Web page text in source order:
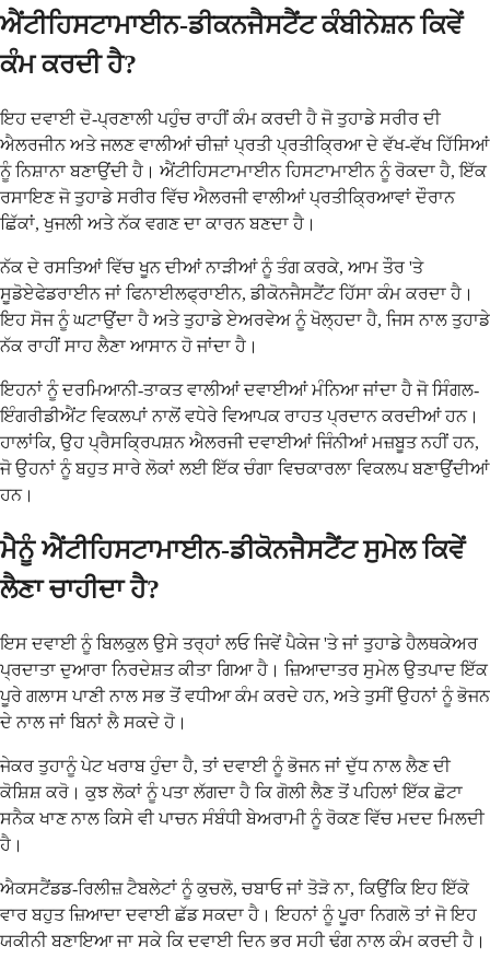
ਐਂਟੀਹਿਸਟਾਮਾਈਨ-ਡੀਕਨਜੈਸਟੈਂਟ ਕੰਬੀਨੇਸ਼ਨ ਕਿਵੇਂ
ਕੰਮ ਕਰਦੀ ਹੈ?
ਇਹ ਦਵਾਈ ਦੋ-ਪ੍ਰਣਾਲੀ ਪਹੁੰਚ ਰਾਹੀਂ ਕੰਮ ਕਰਦੀ ਹੈ ਜੋ ਤੁਹਾਡੇ ਸਰੀਰ ਦੀ
ਐਲਰਜੀਨ ਅਤੇ ਜਲਣ ਵਾਲੀਆਂ ਚੀਜ਼ਾਂ ਪ੍ਰਤੀ ਪ੍ਰਤੀਕ੍ਰਿਆ ਦੇ ਵੱਖ-ਵੱਖ ਹਿੱਸਿਆਂ
ਨੂੰ ਨਿਸ਼ਾਨਾ ਬਣਾਉਂਦੀ ਹੈ। ਐਂਟੀਹਿਸਟਾਮਾਈਨ ਹਿਸਟਾਮਾਈਨ ਨੂੰ ਰੋਕਦਾ ਹੈ, ਇੱਕ
ਰਸਾਇਣ ਜੋ ਤੁਹਾਡੇ ਸਰੀਰ ਵਿੱਚ ਐਲਰਜੀ ਵਾਲੀਆਂ ਪ੍ਰਤੀਕ੍ਰਿਆਵਾਂ ਦੌਰਾਨ
ਛਿੱਕਾਂ, ਖੁਜਲੀ ਅਤੇ ਨੱਕ ਵਗਣ ਦਾ ਕਾਰਨ ਬਣਦਾ ਹੈ।
ਨੱਕ ਦੇ ਰਸਤਿਆਂ ਵਿੱਚ ਖੂਨ ਦੀਆਂ ਨਾੜੀਆਂ ਨੂੰ ਤੰਗ ਕਰਕੇ, ਆਮ ਤੌਰ 'ਤੇ
ਸੂਡੋਏਫੇਡਰਾਈਨ ਜਾਂ ਫਿਨਾਈਲਫ੍ਰਾਈਨ, ਡੀਕੋਨਜੈਸਟੈਂਟ ਹਿੱਸਾ ਕੰਮ ਕਰਦਾ ਹੈ।
ਇਹ ਸੋਜ ਨੂੰ ਘਟਾਉਂਦਾ ਹੈ ਅਤੇ ਤੁਹਾਡੇ ਏਅਰਵੇਅ ਨੂੰ ਖੋਲ੍ਹਦਾ ਹੈ, ਜਿਸ ਨਾਲ ਤੁਹਾਡੇ
ਨੱਕ ਰਾਹੀਂ ਸਾਹ ਲੈਣਾ ਆਸਾਨ ਹੋ ਜਾਂਦਾ ਹੈ।
ਇਹਨਾਂ ਨੂੰ ਦਰਮਿਆਨੀ-ਤਾਕਤ ਵਾਲੀਆਂ ਦਵਾਈਆਂ ਮੰਨਿਆ ਜਾਂਦਾ ਹੈ ਜੋ ਸਿੰਗਲ-
ਇੰਗਰੀਡੀਐਂਟ ਵਿਕਲਪਾਂ ਨਾਲੋਂ ਵਧੇਰੇ ਵਿਆਪਕ ਰਾਹਤ ਪ੍ਰਦਾਨ ਕਰਦੀਆਂ ਹਨ।
ਹਾਲਾਂਕਿ, ਉਹ ਪ੍ਰੈਸਕ੍ਰਿਪਸ਼ਨ ਐਲਰਜੀ ਦਵਾਈਆਂ ਜਿੰਨੀਆਂ ਮਜ਼ਬੂਤ ​​ਨਹੀਂ ਹਨ,
ਜੋ ਉਹਨਾਂ ਨੂੰ ਬਹੁਤ ਸਾਰੇ ਲੋਕਾਂ ਲਈ ਇੱਕ ਚੰਗਾ ਵਿਚਕਾਰਲਾ ਵਿਕਲਪ ਬਣਾਉਂਦੀਆਂ
ਹਨ।
ਮੈਨੂੰ ਐਂਟੀਹਿਸਟਾਮਾਈਨ-ਡੀਕੋਨਜੈਸਟੈਂਟ ਸੁਮੇਲ ਕਿਵੇਂ
ਲੈਣਾ ਚਾਹੀਦਾ ਹੈ?
ਇਸ ਦਵਾਈ ਨੂੰ ਬਿਲਕੁਲ ਉਸੇ ਤਰ੍ਹਾਂ ਲਓ ਜਿਵੇਂ ਪੈਕੇਜ 'ਤੇ ਜਾਂ ਤੁਹਾਡੇ ਹੈਲਥਕੇਅਰ
ਪ੍ਰਦਾਤਾ ਦੁਆਰਾ ਨਿਰਦੇਸ਼ਤ ਕੀਤਾ ਗਿਆ ਹੈ। ਜ਼ਿਆਦਾਤਰ ਸੁਮੇਲ ਉਤਪਾਦ ਇੱਕ
ਪੂਰੇ ਗਲਾਸ ਪਾਣੀ ਨਾਲ ਸਭ ਤੋਂ ਵਧੀਆ ਕੰਮ ਕਰਦੇ ਹਨ, ਅਤੇ ਤੁਸੀਂ ਉਹਨਾਂ ਨੂੰ ਭੋਜਨ
ਦੇ ਨਾਲ ਜਾਂ ਬਿਨਾਂ ਲੈ ਸਕਦੇ ਹੋ।
ਜੇਕਰ ਤੁਹਾਨੂੰ ਪੇਟ ਖਰਾਬ ਹੁੰਦਾ ਹੈ, ਤਾਂ ਦਵਾਈ ਨੂੰ ਭੋਜਨ ਜਾਂ ਦੁੱਧ ਨਾਲ ਲੈਣ ਦੀ
ਕੋਸ਼ਿਸ਼ ਕਰੋ। ਕੁਝ ਲੋਕਾਂ ਨੂੰ ਪਤਾ ਲੱਗਦਾ ਹੈ ਕਿ ਗੋਲੀ ਲੈਣ ਤੋਂ ਪਹਿਲਾਂ ਇੱਕ ਛੋਟਾ
ਸਨੈਕ ਖਾਣ ਨਾਲ ਕਿਸੇ ਵੀ ਪਾਚਨ ਸੰਬੰਧੀ ਬੇਅਰਾਮੀ ਨੂੰ ਰੋਕਣ ਵਿੱਚ ਮਦਦ ਮਿਲਦੀ
ਹੈ।
ਐਕਸਟੈਂਡਡ-ਰਿਲੀਜ਼ ਟੈਬਲੇਟਾਂ ਨੂੰ ਕੁਚਲੋ, ਚਬਾਓ ਜਾਂ ਤੋੜੋ ਨਾ, ਕਿਉਂਕਿ ਇਹ ਇੱਕੋ
ਵਾਰ ਬਹੁਤ ਜ਼ਿਆਦਾ ਦਵਾਈ ਛੱਡ ਸਕਦਾ ਹੈ। ਇਹਨਾਂ ਨੂੰ ਪੂਰਾ ਨਿਗਲੋ ਤਾਂ ਜੋ ਇਹ
ਯਕੀਨੀ ਬਣਾਇਆ ਜਾ ਸਕੇ ਕਿ ਦਵਾਈ ਦਿਨ ਭਰ ਸਹੀ ਢੰਗ ਨਾਲ ਕੰਮ ਕਰਦੀ ਹੈ।